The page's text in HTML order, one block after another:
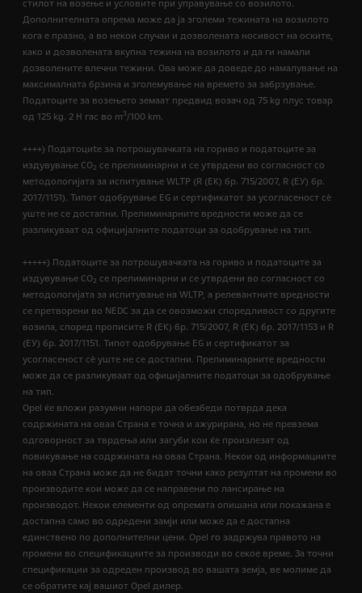
стилот на возење и условите при управување со возилото.
Дополнителната опрема може да ја зголеми тежината на возилото
кога е празно, а во некои случаи и дозволената носивост на оските,
како и дозволената вкупна тежина на возилото и да ги намали
дозволените влечни тежини. Ова може да доведе до намалување на
максималната брзина и зголемување на времето за забрзување.
Податоците за возењето земаат предвид возач од 75 kg плус товар
од 125 kg. 2 H гас во m3/100 km.
++++) Податоциte за потрошувачката на гориво и податоците за
издувување CO2 се прелиминарни и се утврдени во согласност со
методологијата за испитување WLTP (R (EК) бр. 715/2007, R (ЕУ) бр.
2017/1151). Типот одобрување EG и сертификатот за усогласеност сѐ
уште не се достапни. Прелиминарните вредности може да се
разликуваат од официјалните податоци за одобрување на тип.
+++++) Податоците за потрошувачката на гориво и податоците за
издувување CO2 се прелиминарни и се утврдени во согласност со
методологијата за испитување на WLTP, а релевантните вредности
се претворени во NEDC за да се овозможи споредливост со другите
возила, според прописите R (EК) бр. 715/2007, R (ЕК) бр. 2017/1153 и R
(ЕУ) бр. 2017/1151. Типот одобрување EG и сертификатот за
усогласеност сѐ уште не се достапни. Прелиминарните вредности
може да се разликуваат од официјалните податоци за одобрување
на тип.
Opel ќе вложи разумни напори да обезбеди потврда дека
содржината на оваа Страна е точна и ажурирана, но не превзема
одговорност за тврдења или загуби кои ќе произлезат од
повикување на содржината на оваа Страна. Некои од информациите
на оваа Страна може да не бидат точни како резултат на промени во
производите кои може да се направени по лансирање на
производот. Некои елементи од опремата опишана или покажана е
достапна само во одредени замји или може да е достапна
единствено по дополнителни цени. Opel го задржува правото на
промени во спецификациите за производи во секое време. За точни
спецификации за одреден производ во вашата земја, ве молиме да
се обратите кај вашиот Opel дилер.